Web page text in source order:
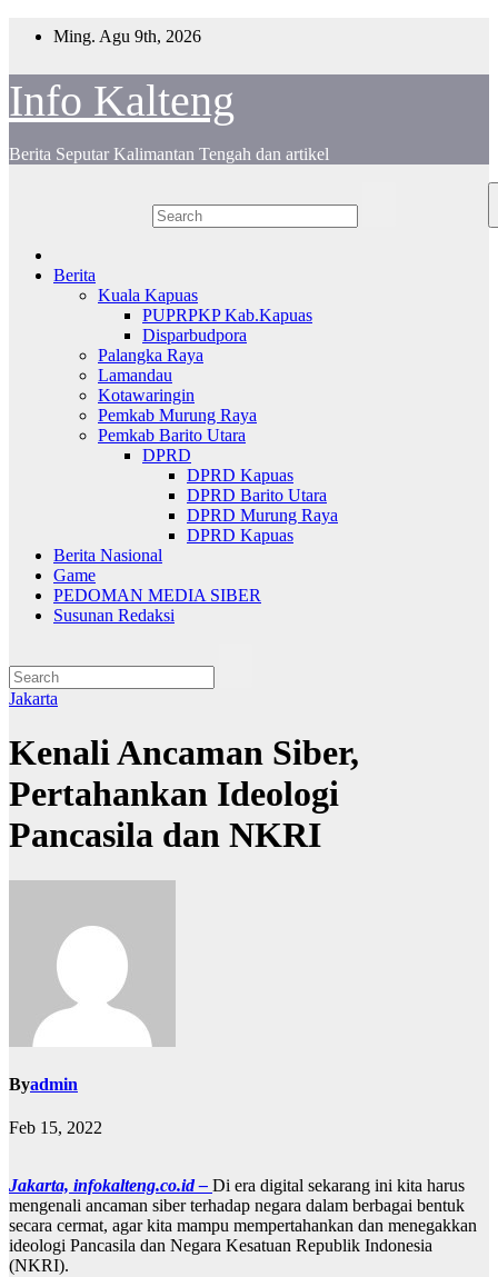
Ming. Agu 9th, 2026
Info Kalteng
Berita Seputar Kalimantan Tengah dan artikel
Berita
Kuala Kapuas
PUPRPKP Kab.Kapuas
Disparbudpora
Palangka Raya
Lamandau
Kotawaringin
Pemkab Murung Raya
Pemkab Barito Utara
DPRD
DPRD Kapuas
DPRD Barito Utara
DPRD Murung Raya
DPRD Kapuas
Berita Nasional
Game
PEDOMAN MEDIA SIBER
Susunan Redaksi
Jakarta
Kenali Ancaman Siber,
Pertahankan Ideologi
Pancasila dan NKRI
Byadmin
Feb 15, 2022
Jakarta, infokalteng.co.id – Di era digital sekarang ini kita harus
mengenali ancaman siber terhadap negara dalam berbagai bentuk
secara cermat, agar kita mampu mempertahankan dan menegakkan
ideologi Pancasila dan Negara Kesatuan Republik Indonesia
(NKRI).